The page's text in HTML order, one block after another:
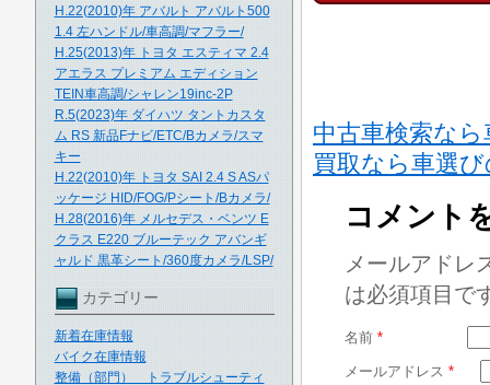
H.22(2010)年 アバルト アバルト500
1.4 左ハンドル/車高調/マフラー/
H.25(2013)年 トヨタ エスティマ 2.4
アエラス プレミアム エディション
TEIN車高調/シャレン19inc-2P
R.5(2023)年 ダイハツ タントカスタ
ム RS 新品Fナビ/ETC/Bカメラ/スマ
キー
H.22(2010)年 トヨタ SAI 2.4 S ASパ
ッケージ HID/FOG/Pシート/Bカメラ/
H.28(2016)年 メルセデス・ベンツ E
クラス E220 ブルーテック アバンギ
ャルド 黒革シート/360度カメラ/LSP/
カテゴリー
新着在庫情報
バイク在庫情報
整備（部門） トラブルシューティ
中古車検索な
買取なら車選
コメント
メールアドレ
は必須項目で
名前 *
メールアドレス *